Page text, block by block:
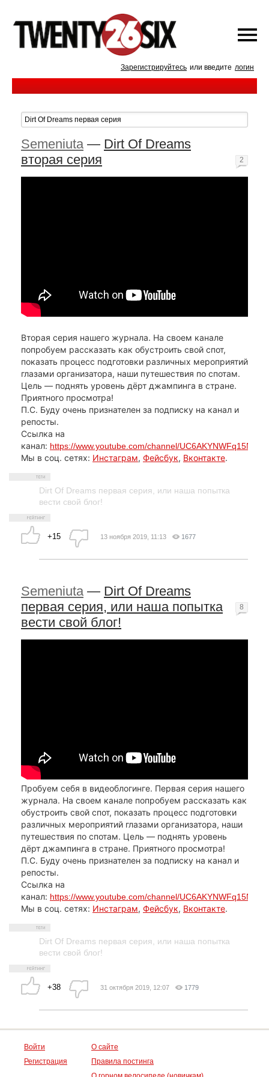
Зарегистрируйтесь или введите логин
Semeniuta— Dirt Of Dreams
вторая серия
Вторая серия нашего журнала. На своем канале
попробуем рассказать как обустроить свой спот,
показать процесс подготовки различных мероприятий
глазами организатора, наши путешествия по спотам.
Цель — поднять уровень дёрт джампинга в стране.
Приятного просмотра!
П.С. Буду очень признателен за подписку на канал и
репосты.
Ссылка на
канал: https://www.youtube.com/channel/
Мы в соц. сетях: Инстаграм, Фейсбук, Вконтакте.
Dirt Of Dreams первая серия
или наша попытка
вести свой блог!
+15
2
13 ноября 2019, 11:13 1677
Semeniuta — Dirt Of Dreams
первая серия, или наша попытка
вести свой блог!
Пробуем себя в видеоблогинге. Первая серия нашего
журнала. На своем канале попробуем рассказать как
обустроить свой спот, показать процесс подготовки
различных мероприятий глазами организатора, наши
путешествия по спотам. Цель — поднять уровень
дёрт джампинга в стране. Приятного просмотра!
П.С. Буду очень признателен за подписку на канал и
репосты.
Ссылка на
канал: https://www.youtube.com/channel/
Мы в соц. сетях: Инстаграм, Фейсбук, Вконтакте.
Dirt Of Dreams первая серия
или наша попытка
вести свой блог!
+38
8
31 октября 2019, 12:07 1779
Войти
Регистрация
О сайте
Правила постинга